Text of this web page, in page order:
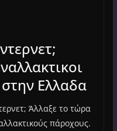
Ελλαδα
Άλλαξε το τώρα
πάροχους.